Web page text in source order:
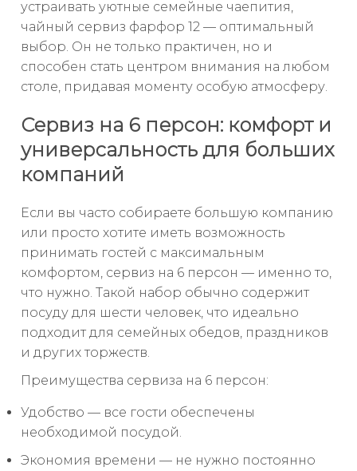
устраивать уютные семейные чаепития,
чайный сервиз фарфор 12 — оптимальный
выбор. Он не только практичен, но и
способен стать центром внимания на любом
столе, придавая моменту особую атмосферу.
Сервиз на 6 персон: комфорт и
универсальность для больших
компаний
Если вы часто собираете большую компанию
или просто хотите иметь возможность
принимать гостей с максимальным
комфортом, сервиз на 6 персон — именно то,
что нужно. Такой набор обычно содержит
посуду для шести человек, что идеально
подходит для семейных обедов, праздников
и других торжеств.
Преимущества сервиза на 6 персон:
Удобство — все гости обеспечены
необходимой посудой.
Экономия времени — не нужно постоянно